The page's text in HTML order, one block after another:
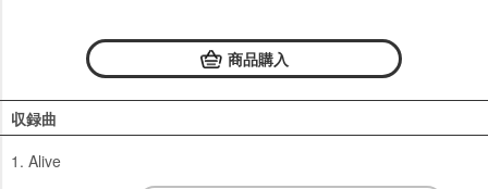
商品購入
収録曲
1. Alive